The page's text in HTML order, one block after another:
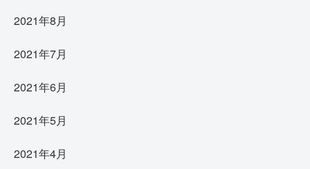
2021年8月
2021年7月
2021年6月
2021年5月
2021年4月